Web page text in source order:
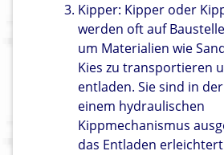
Kipper: Kipper oder
werden oft auf
um Materialien wie
Kies zu transportieren
entladen. Sie sind in
einem hydraulischen
Kippmechanismus
das Entladen